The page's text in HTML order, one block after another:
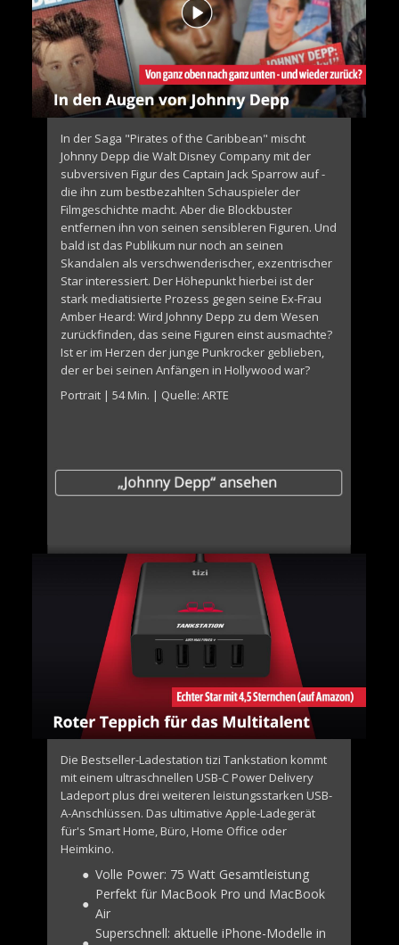
In der Saga "Pirates of the Caribbean" mischt
Johnny Depp die Walt Disney Company mit der
subversiven Figur des Captain Jack Sparrow auf -
die ihn zum bestbezahlten Schauspieler der
Filmgeschichte macht. Aber die Blockbuster
entfernen ihn von seinen sensibleren Figuren. Und
bald ist das Publikum nur noch an seinen
Skandalen als verschwenderischer, exzentrischer
Star interessiert. Der Höhepunkt hierbei ist der
stark mediatisierte Prozess gegen seine Ex-Frau
Amber Heard: Wird Johnny Depp zu dem Wesen
zurückfinden, das seine Figuren einst ausmachte?
Ist er im Herzen der junge Punkrocker geblieben,
der er bei seinen Anfängen in Hollywood war?
Portrait | 54 Min. | Quelle: ARTE
Die Bestseller-Ladestation tizi Tankstation kommt
mit einem ultraschnellen USB-C Power Delivery
Ladeport plus drei weiteren leistungsstarken USB-
A-Anschlüssen. Das ultimative Apple-Ladegerät
für's Smart Home, Büro, Home Office oder
Heimkino.
● Volle Power: 75 Watt Gesamtleistung
●
Perfekt für MacBook Pro und MacBook
Air
Superschnell: aktuelle iPhone-Modelle in